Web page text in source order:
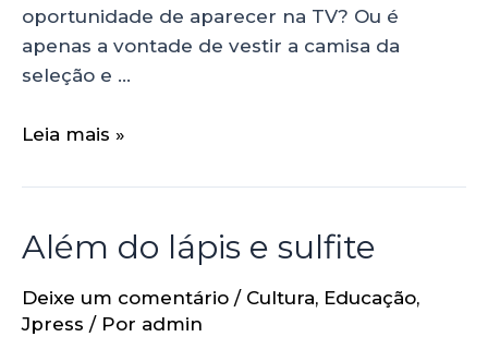
oportunidade de aparecer na TV? Ou é
apenas a vontade de vestir a camisa da
seleção e …
Leia mais »
Além do lápis e sulfite
Deixe um comentário / Cultura, Educação,
Jpress / Por admin